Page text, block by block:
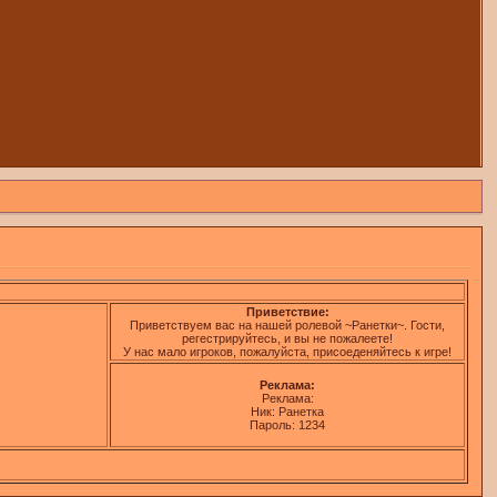
Приветствие:
Приветствуем вас на нашей ролевой ~Ранетки~. Гости,
регестрируйтесь, и вы не пожалеете!
У нас мало игроков, пожалуйста, присоеденяйтесь к игре!
Реклама:
Реклама:
Ник: Ранетка
Пароль: 1234